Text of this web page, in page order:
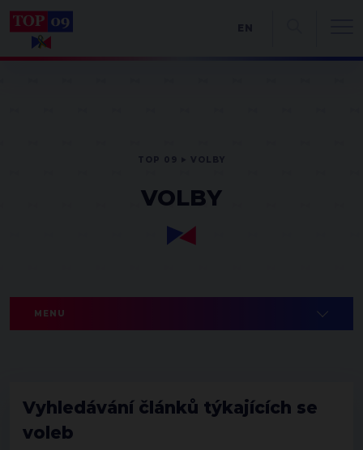
VOLBY
MENU
Vyhledávání článků týkajících se
voleb